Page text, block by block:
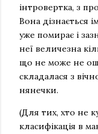
інтровертка, з
Вона дізнається
уже помирає і
неї величезна
що не може не
складалася з
нянечки.
(Для тих, хто не
класифікація в